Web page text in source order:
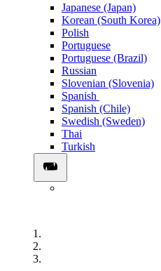
Japanese (Japan)
Korean (South Korea)
Polish
Portuguese
Portuguese (Brazil)
Russian
Slovenian (Slovenia)
Spanish
Spanish (Chile)
Swedish (Sweden)
Thai
Turkish